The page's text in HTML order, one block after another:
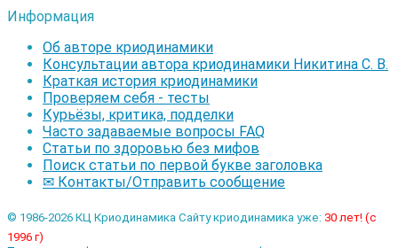
Информация
Об авторе криодинамики
Консультации автора криодинамики Никитина С. В.
Краткая история криодинамики
Проверяем себя - тесты
Курьёзы, критика, подделки
Часто задаваемые вопросы FAQ
Статьи по здоровью без мифов
Поиск статьи по первой букве заголовка
✉ Контакты/Отправить сообщение
© 1986-2026 КЦ Криодинамика Сайту криодинамика уже: 30 лет! (с
1996 г)